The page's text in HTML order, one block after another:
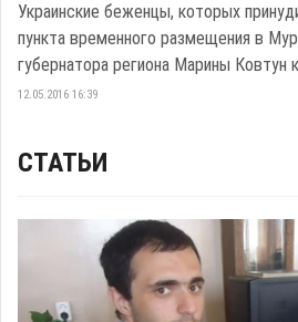
Украинские беженцы, которых
пункта временного размещения в
губернатора региона Марины Ковтун
12.05.2016 16:39
СТАТЬИ